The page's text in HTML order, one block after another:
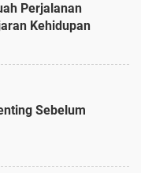
Perjalanan
Kehidupan
Sebelum